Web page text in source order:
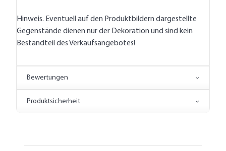
Hinweis. Eventuell auf den Produktbildern dargestellte
Gegenstände dienen nur der Dekoration und sind kein
Bestandteil des Verkaufsangebotes!
Bewertungen
Produktsicherheit